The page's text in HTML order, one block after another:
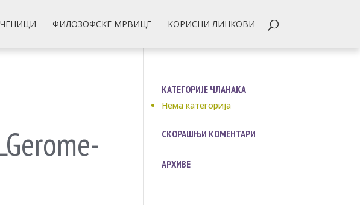
ФИЛОЗОФСКЕ МРВИЦЕ КОРИСНИ ЛИНКОВИ
КАТЕГОРИЈЕ ЧЛАНАКА
Нема категорија
СКОРАШЊИ КОМЕНТАРИ
АРХИВЕ